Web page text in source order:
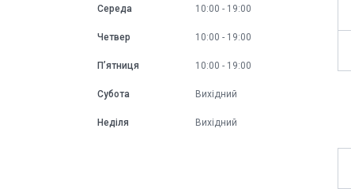
Середа 10:00 19:00
Четвер 10:00 19:00
Пʼятниця 10:00 19:00
Субота Вихідний
Неділя Вихідний